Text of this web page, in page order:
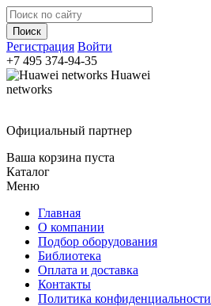
Регистрация Войти
+7 495 374-94-35
Huawei
networks
Официальный партнер
Ваша корзина пуста
Каталог
Меню
Главная
О компании
Подбор оборудования
Библиотека
Оплата и доставка
Контакты
Политика конфиденциальности